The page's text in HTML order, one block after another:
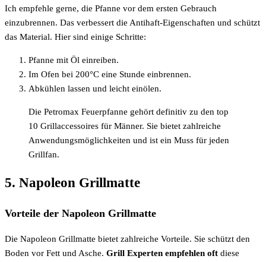
Ich empfehle gerne, die Pfanne vor dem ersten Gebrauch
einzubrennen. Das verbessert die Antihaft-Eigenschaften und schützt
das Material. Hier sind einige Schritte:
Pfanne mit Öl einreiben.
Im Ofen bei 200°C eine Stunde einbrennen.
Abkühlen lassen und leicht einölen.
Die Petromax Feuerpfanne gehört definitiv zu den top
10 Grillaccessoires für Männer. Sie bietet zahlreiche
Anwendungsmöglichkeiten und ist ein Muss für jeden
Grillfan.
5. Napoleon Grillmatte
Vorteile der Napoleon Grillmatte
Die Napoleon Grillmatte bietet zahlreiche Vorteile. Sie schützt den
Boden vor Fett und Asche. Grill Experten empfehlen oft diese